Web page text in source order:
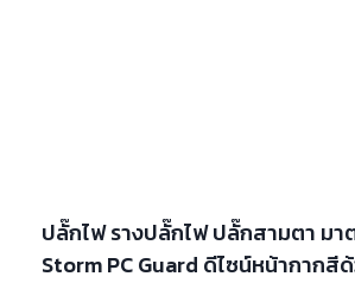
ปลั๊กไฟ รางปลั๊กไฟ ปลั๊กสามตา มา
Storm PC Guard ดีไซน์หน้ากากสี